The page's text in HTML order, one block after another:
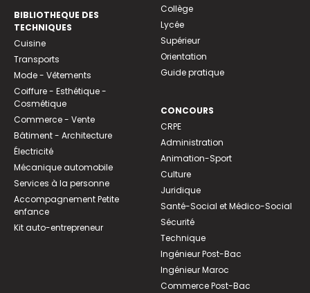
BIBLIOTHEQUE DES
TECHNIQUES
Cuisine
Transports
Mode - Vêtements
Coiffure - Esthétique -
Cosmétique
Commerce - Vente
Bâtiment - Architecture
Électricité
Mécanique automobile
Services à la personne
Accompagnement Petite
enfance
Kit auto-entrepreneur
Collège
Lycée
Supérieur
Orientation
Guide pratique
CONCOURS
CRPE
Administration
Animation-Sport
Culture
Juridique
Santé-Social et Médico-Social
Sécurité
Technique
Ingénieur Post-Bac
Ingénieur Maroc
Commerce Post-Bac